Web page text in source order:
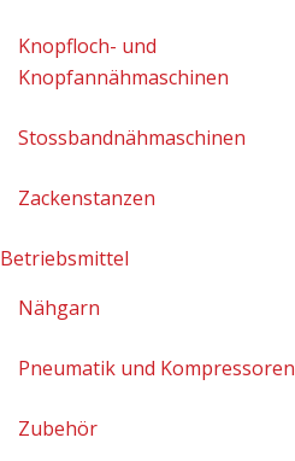
Knopfloch- und
Knopfannähmaschinen
Stossbandnähmaschinen
Zackenstanzen
Betriebsmittel
Nähgarn
Pneumatik und Kompressoren
Zubehör